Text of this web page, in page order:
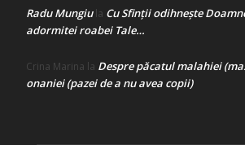
Radu Mungiula Cu Sfinții odihnește
adormitei roabei Tale…
Crina Marina la Despre păcatul malahiei
onaniei (pazei de a nu avea copii)